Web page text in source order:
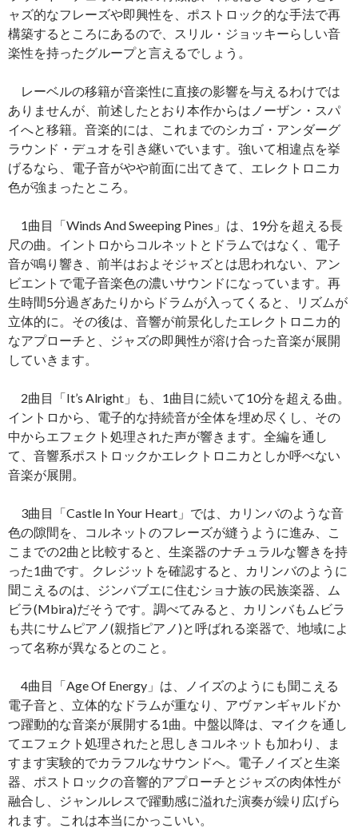
ャズ的なフレーズや即興性を、ポストロック的な手法で再
構築するところにあるので、スリル・ジョッキーらしい音
楽性を持ったグループと言えるでしょう。
レーベルの移籍が音楽性に直接の影響を与えるわけでは
ありませんが、前述したとおり本作からはノーザン・スパ
イへと移籍。音楽的には、これまでのシカゴ・アンダーグ
ラウンド・デュオを引き継いでいます。強いて相違点を挙
げるなら、電子音がやや前面に出てきて、エレクトロニカ
色が強まったところ。
1曲目「Winds And Sweeping Pines」は、19分を超える長
尺の曲。イントロからコルネットとドラムではなく、電子
音が鳴り響き、前半はおよそジャズとは思われない、アン
ビエントで電子音楽色の濃いサウンドになっています。再
生時間5分過ぎあたりからドラムが入ってくると、リズムが
立体的に。その後は、音響が前景化したエレクトロニカ的
なアプローチと、ジャズの即興性が溶け合った音楽が展開
していきます。
2曲目「It’s Alright」も、1曲目に続いて10分を超える曲。
イントロから、電子的な持続音が全体を埋め尽くし、その
中からエフェクト処理された声が響きます。全編を通し
て、音響系ポストロックかエレクトロニカとしか呼べない
音楽が展開。
3曲目「Castle In Your Heart」では、カリンバのような音
色の隙間を、コルネットのフレーズが縫うように進み、こ
こまでの2曲と比較すると、生楽器のナチュラルな響きを持
った1曲です。クレジットを確認すると、カリンバのように
聞こえるのは、ジンバブエに住むショナ族の民族楽器、ム
ビラ(Mbira)だそうです。調べてみると、カリンバもムビラ
も共にサムピアノ(親指ピアノ)と呼ばれる楽器で、地域によ
って名称が異なるとのこと。
4曲目「Age Of Energy」は、ノイズのようにも聞こえる
電子音と、立体的なドラムが重なり、アヴァンギャルドか
つ躍動的な音楽が展開する1曲。中盤以降は、マイクを通し
てエフェクト処理されたと思しきコルネットも加わり、ま
すます実験的でカラフルなサウンドへ。電子ノイズと生楽
器、ポストロックの音響的アプローチとジャズの肉体性が
融合し、ジャンルレスで躍動感に溢れた演奏が繰り広げら
れます。これは本当にかっこいい。